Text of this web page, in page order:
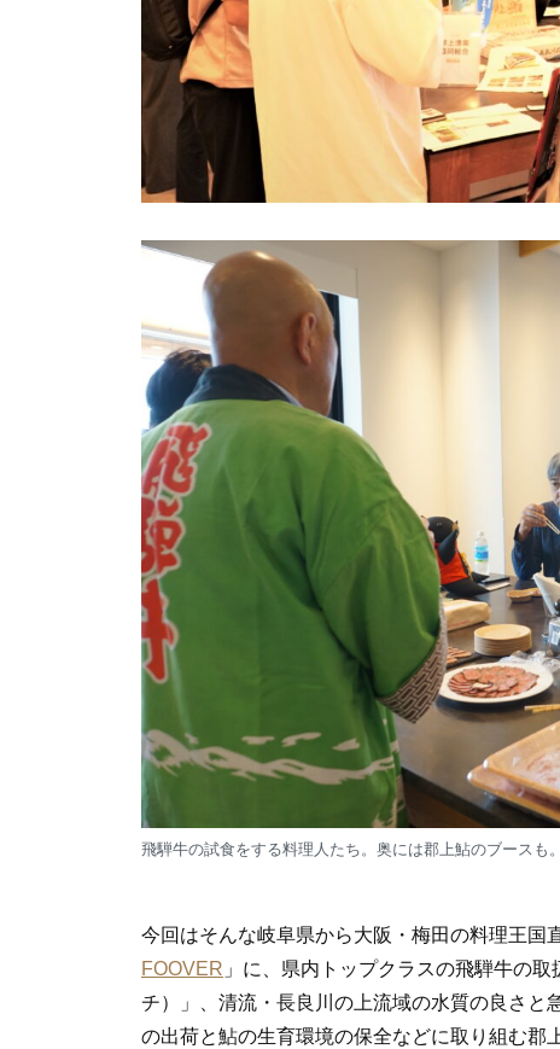
飛騨牛の試食をする料理人たち。奥には郡上鮎のブースも。
今回はそんな岐阜県から大阪・梅田の料理王国
FOOVER 」に、県内トップクラスの飛騨牛の
チ）」、清流・長良川の上流域の水質の良さと
の出荷と鮎の生育環境の保全などに取り組む郡